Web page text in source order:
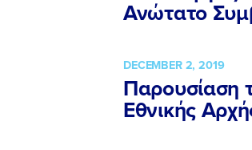
Ανώτατο
DECEMBER 2, 2019
Παρουσίαση
Εθνικής